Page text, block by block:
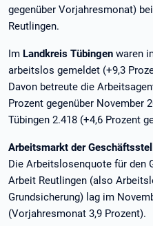
gegenüber Vorjahresmonat)
Reutlingen.
Im Landkreis Tübingen waren
arbeitslos gemeldet (+9,3
Davon betreute die
Prozent gegenüber November
Tübingen 2.418 (+4,6 Prozent
Arbeitsmarkt der
Die Arbeitslosenquote für den
Arbeit Reutlingen (also
Grundsicherung) lag im
(Vorjahresmonat 3,9 Prozent).